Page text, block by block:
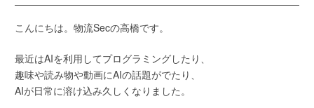
こんにちは。物流Secの高橋です。
最近はAIを利用してプログラミングしたり、
趣味や読み物や動画にAIの話題がでたり、
AIが日常に溶け込み久しくなりました。